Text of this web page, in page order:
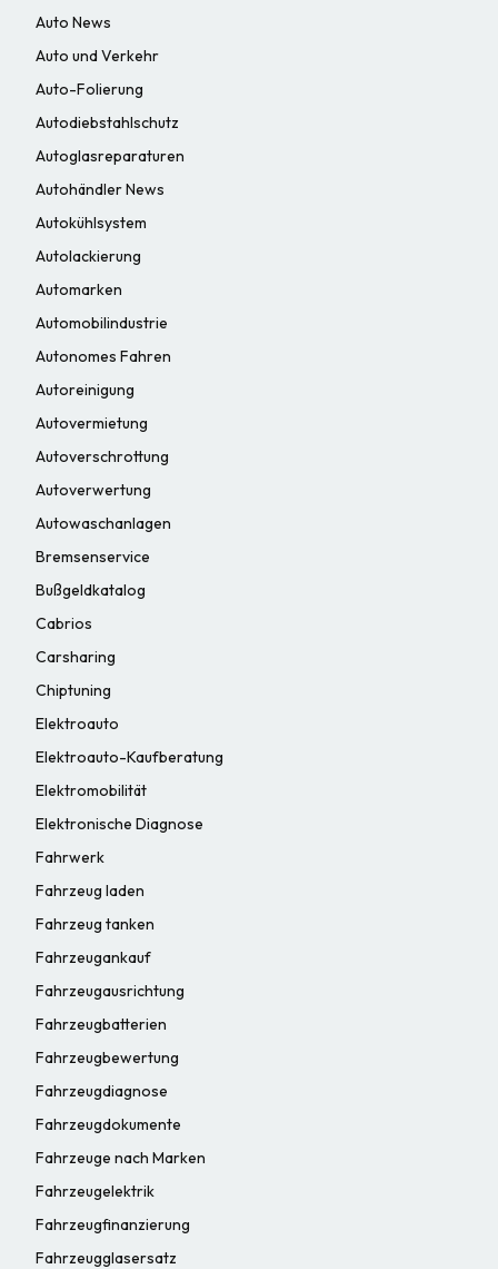
Auto News
Auto und Verkehr
Auto-Folierung
Autodiebstahlschutz
Autoglasreparaturen
Autohändler News
Autokühlsystem
Autolackierung
Automarken
Automobilindustrie
Autonomes Fahren
Autoreinigung
Autovermietung
Autoverschrottung
Autoverwertung
Autowaschanlagen
Bremsenservice
Bußgeldkatalog
Cabrios
Carsharing
Chiptuning
Elektroauto
Elektroauto-Kaufberatung
Elektromobilität
Elektronische Diagnose
Fahrwerk
Fahrzeug laden
Fahrzeug tanken
Fahrzeugankauf
Fahrzeugausrichtung
Fahrzeugbatterien
Fahrzeugbewertung
Fahrzeugdiagnose
Fahrzeugdokumente
Fahrzeuge nach Marken
Fahrzeugelektrik
Fahrzeugfinanzierung
Fahrzeugglasersatz